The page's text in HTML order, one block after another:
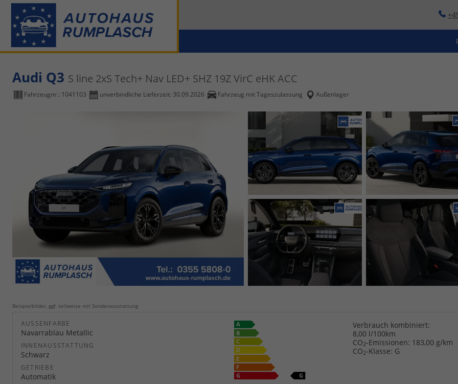
Audi Q3 S line 2xS Tech+ Nav LED+ SHZ 19Z VirC eHK ACC
Fahrzeugnr.: 1041103 unverbindliche Lieferzeit: 30.09.2026 Fahrzeug mit Tageszulassung Außenlager
Beispielbilder, ggf. teilweise mit Sonderausstattung
AUSSENFARBE
Navarrablau Metallic
INNENAUSSTATTUNG
Schwarz
GETRIEBE
Automatik
Verbrauch kombiniert:
8,00 l/100km
CO2-Emissionen: 183,00 g/km
CO2-Klasse: G